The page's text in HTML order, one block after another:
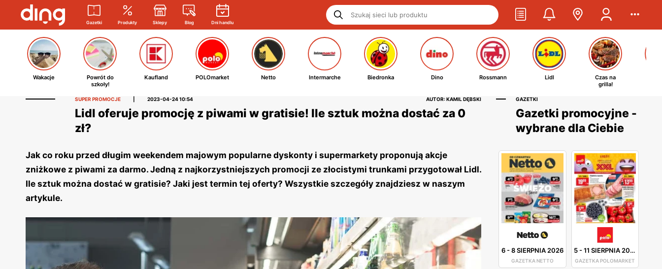
Gazetki Produkty Sklepy Blog Dni handlu
Wakacje
Powrót do
szkoły!
Kaufland POLOmarket Netto Intermarche Biedronka Dino Rossmann Lidl
Czas na
grilla!
SUPER PROMOCJE 2023-04-24 10:54 AUTOR: KAMIL DĘBSKI
Lidl oferuje promocję z piwami w gratisie! Ile sztuk można dostać za 0
zł?
Jak co roku przed długim weekendem majowym popularne dyskonty i supermarkety proponują akcje
zniżkowe z piwami za darmo. Jedną z najkorzystniejszych promocji ze złocistymi trunkami przygotował Lidl.
Ile sztuk można dostać w gratisie? Jaki jest termin tej oferty? Wszystkie szczegóły znajdziesz w naszym
artykule.
GAZETKI
Gazetki promocyjne -
wybrane dla Ciebie
6-8 SIERPNIA 2026
GAZETKA NETTO
5-11 SIERPNIA 2026
GAZETKA POLOMARKET